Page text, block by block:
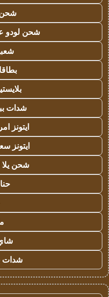
شحن
شحن لودو
شدات
ايتونز
ايتونز
شحن
شدات